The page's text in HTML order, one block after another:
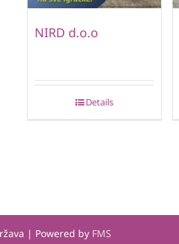
NIRD d.o.o
Details
| Powered by FMS